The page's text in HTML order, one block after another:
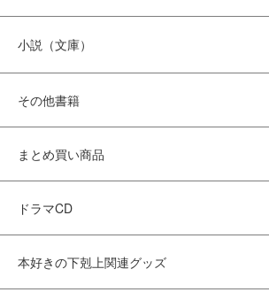
小説（文庫）
その他書籍
まとめ買い商品
ドラマCD
本好きの下剋上関連グッズ